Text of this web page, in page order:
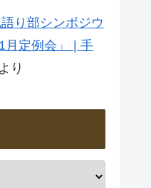
り部シンポジウ
月定例会」 | 手
より